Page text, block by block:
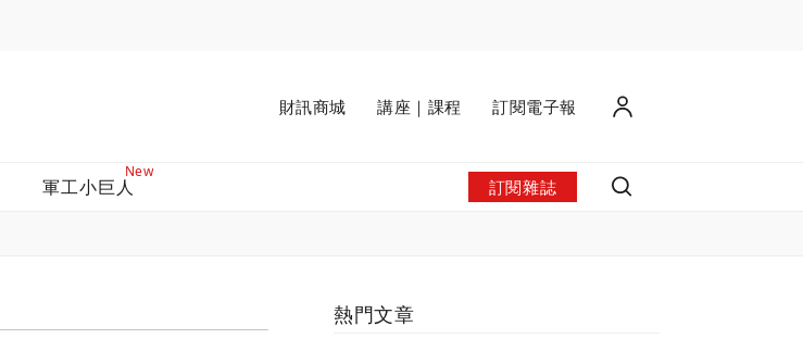
財訊商城 講座｜課程 訂閱電子報
New
軍工小巨人 訂閱雜誌
熱門文章